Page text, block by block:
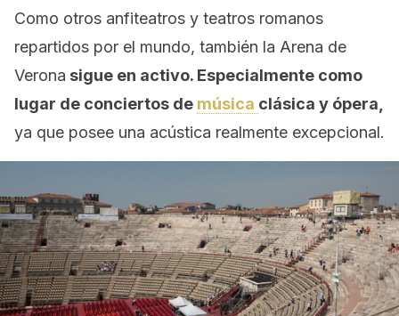
Como otros anfiteatros y teatros romanos
repartidos por el mundo, también la Arena de
Verona sigue en activo. Especialmente como
lugar de conciertos de música clásica y ópera,
ya que posee una acústica realmente excepcional.